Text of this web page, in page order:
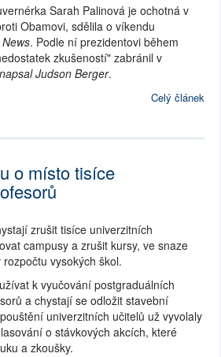
Sarah Palinová je ochotná v
Obamovi, sdělila o víkendu
. Podle ní prezidentovi během
zkušeností" zabránil v
napsal Judson Berger.
Celý článek
o místo tisíce
zrušit tisíce univerzitních
campusy a zrušit kursy, ve snaze
vysokých škol.
k vyučování postgraduálních
a chystají se odložit stavební
univerzitních učitelů už vyvolaly
o stávkových akcích, které
a zkoušky.